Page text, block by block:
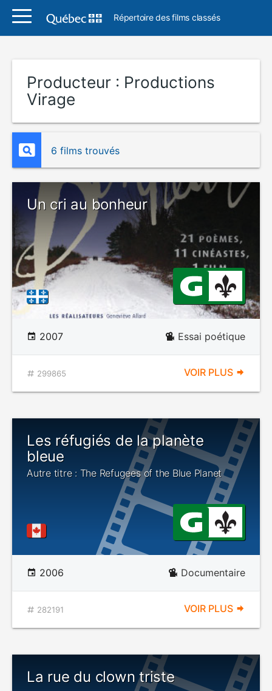
Répertoire des films classés
Producteur : Productions
Virage
6 films trouvés
Un cri au bonheur
2007 Essai poétique
299865 VOIR PLUS
Les réfugiés de la planète
bleue
Autre titre : The Refugees of the Blue Planet
2006 Documentaire
282191 VOIR PLUS
La rue du clown triste